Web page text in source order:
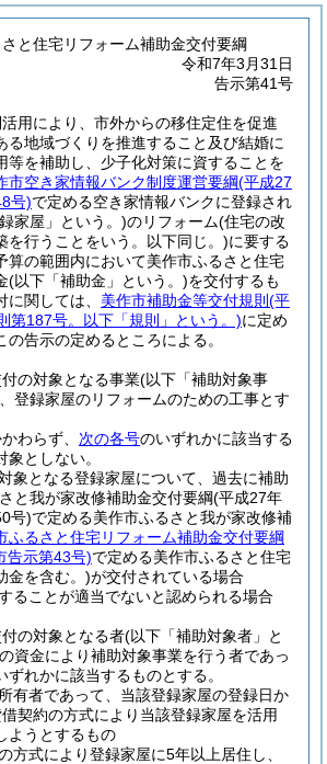
と住宅リフォーム補助金交付要綱
令和7年3月31日
告示第41号
用により、市外からの移住定住を促進
る地域づくりを推進すること及び結婚に
等を補助し、少子化対策に資することを
市空き家情報バンク制度運営要綱(平成27
号)で定める空き家情報バンクに登録され
家屋」という。)のリフォーム(住宅の改
を行うことをいう。以下同じ。)に要する
算の範囲内において美作市ふるさと住宅
(以下「補助金」という。)を交付するも
関しては、 美作市補助金等交付規則 (平
第187号。以下「規則」という。)に定め
の告示の定めるところによる。
の対象となる事業(以下「補助対象事
登録家屋のリフォームのための工事とす
わらず、 次の各号のいずれかに該当する
としない。
象となる登録家屋について、過去に補助
と我が家改修補助金交付要綱(平成27年
号)で定める美作市ふるさと我が家改修補
ふるさと住宅リフォーム補助金交付要綱
告示第43号)で定める美作市ふるさと住宅
金を含む。)が交付されている場合
ることが適当でないと認められる場合
の対象となる者(以下「補助対象者」と
資金により補助対象事業を行う者であっ
ずれかに該当するものとする。
有者であって、当該登録家屋の登録日か
契約の方式により当該登録家屋を活用
ようとするもの
方式により登録家屋に5年以上居住し、